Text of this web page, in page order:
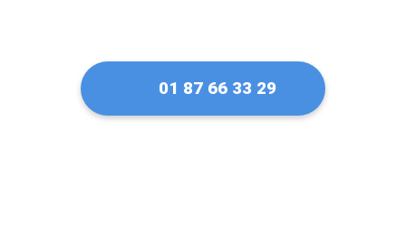
01 87 66 33 29